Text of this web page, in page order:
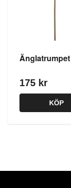
Änglatrumpet
175 kr
KÖP